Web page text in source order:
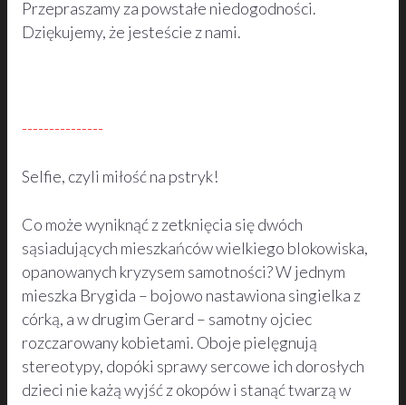
Przepraszamy za powstałe niedogodności.
Dziękujemy, że jesteście z nami.
---------------
Selfie, czyli miłość na pstryk!
Co może wyniknąć z zetknięcia się dwóch
sąsiadujących mieszkańców wielkiego blokowiska,
opanowanych kryzysem samotności? W jednym
mieszka Brygida – bojowo nastawiona singielka z
córką, a w drugim Gerard – samotny ojciec
rozczarowany kobietami. Oboje pielęgnują
stereotypy, dopóki sprawy sercowe ich dorosłych
dzieci nie każą wyjść z okopów i stanąć twarzą w